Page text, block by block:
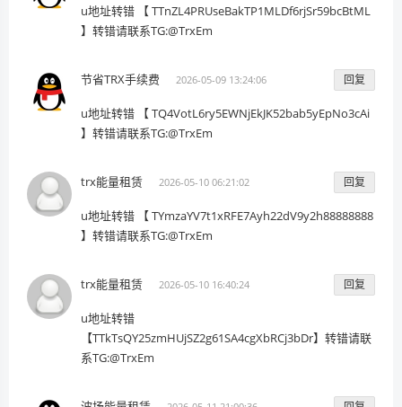
u地址转错 【 TTnZL4PRUseBakTP1MLDf6rjSr59bcBtML
】转错请联系TG:@TrxEm
节省TRX手续费 2026-05-09 13:24:06 回复
u地址转错 【 TQ4VotL6ry5EWNjEkJK52bab5yEpNo3cAi
】转错请联系TG:@TrxEm
trx能量租赁 2026-05-10 06:21:02 回复
u地址转错 【 TYmzaYV7t1xRFE7Ayh22dV9y2h88888888
】转错请联系TG:@TrxEm
trx能量租赁 2026-05-10 16:40:24 回复
u地址转错
【TTkTsQY25zmHUjSZ2g61SA4cgXbRCj3bDr】转错请联
系TG:@TrxEm